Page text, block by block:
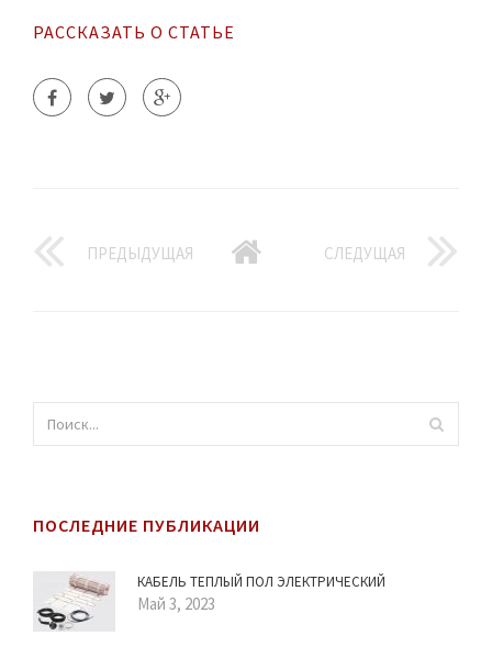
РАССКАЗАТЬ О СТАТЬЕ
ПРЕДЫДУЩАЯ СЛЕДУЩАЯ
ПОСЛЕДНИЕ ПУБЛИКАЦИИ
КАБЕЛЬ ТЕПЛЫЙ ПОЛ ЭЛЕКТРИЧЕСКИЙ
Май 3, 2023